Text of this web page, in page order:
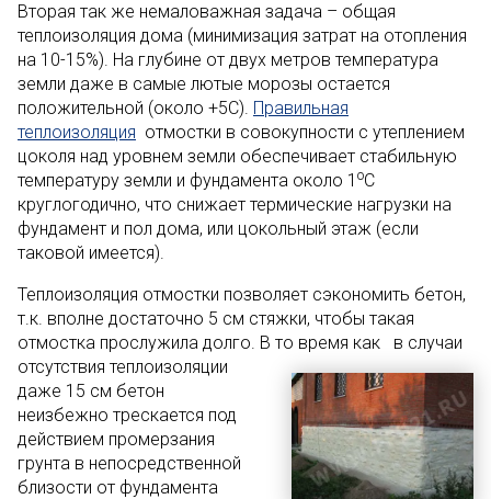
Вторая так же немаловажная задача – общая
теплоизоляция дома (минимизация затрат на отопления
на 10-15%). На глубине от двух метров температура
земли даже в самые лютые морозы остается
положительной (около +5С). Правильная
теплоизоляция отмостки в совокупности с утеплением
цоколя над уровнем земли обеспечивает стабильную
температуру земли и фундамента около 1 оС
круглогодично, что снижает термические нагрузки на
фундамент и пол дома, или цокольный этаж (если
таковой имеется).
Теплоизоляция отмостки позволяет сэкономить бетон,
т.к. вполне достаточно 5 см стяжки, чтобы такая
отмостка прослужила долго. В то время как в случаи
отсутствия теплоизоляции
даже 15 см бетон
неизбежно трескается под
действием промерзания
грунта в непосредственной
близости от фундамента